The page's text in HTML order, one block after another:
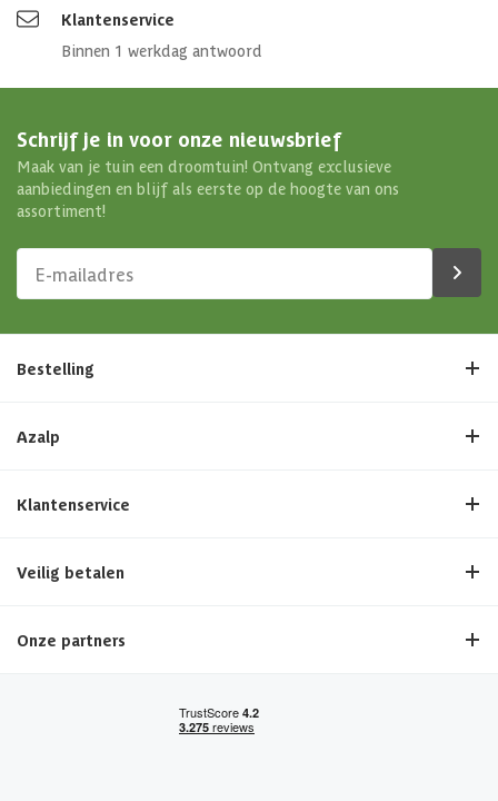
Klantenservice
Binnen 1 werkdag antwoord
Schrijf je in voor onze nieuwsbrief
Maak van je tuin een droomtuin! Ontvang exclusieve
aanbiedingen en blijf als eerste op de hoogte van ons
assortiment!
Bestelling
Azalp
Klantenservice
Veilig betalen
Onze partners